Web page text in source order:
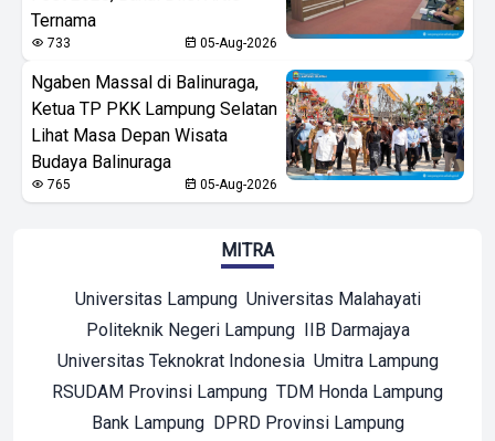
Ternama
733 05-Aug-2026
Ngaben Massal di Balinuraga,
Ketua TP PKK Lampung Selatan
Lihat Masa Depan Wisata
Budaya Balinuraga
765 05-Aug-2026
MITRA
Universitas Lampung Universitas Malahayati
Politeknik Negeri Lampung IIB Darmajaya
Universitas Teknokrat Indonesia Umitra Lampung
RSUDAM Provinsi Lampung TDM Honda Lampung
Bank Lampung DPRD Provinsi Lampung